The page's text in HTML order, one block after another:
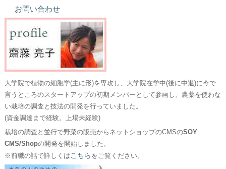
お問い合わせ
大学院で植物の細胞学(主に形)を専攻し、大学院在学中(後に中退)に今で
言うところのスタートアップの初期メンバーとして参画し、農薬を使わな
い栽培の調査と技法の開発を行っていました。
(資金調達まで経験。上場未経験)
栽培の調査と並行で野菜の販売からネットショップのCMSのSOY
CMS/Shopの開発を開始しました。
※前職の話で詳しくは こちら をご覧ください。